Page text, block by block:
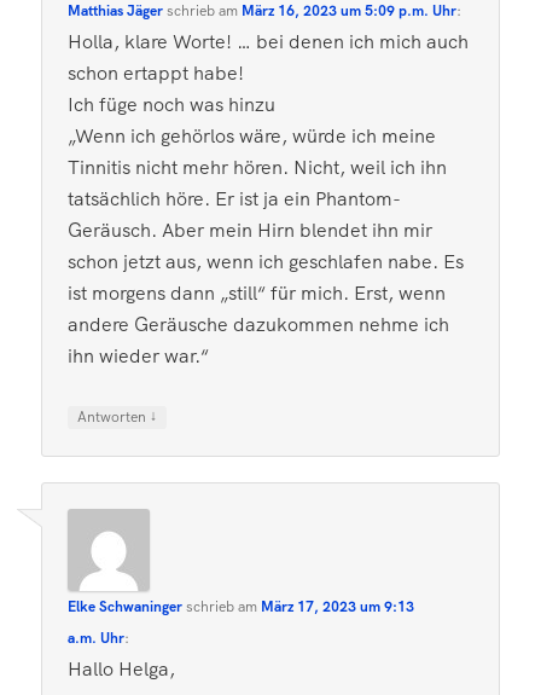
Matthias Jägerschriebam März 16, 2023 um 5:09 p.m. Uhr:
Holla, klare Worte! … bei denen ich mich auch
schon ertappt habe!
Ich füge noch was hinzu
„Wenn ich gehörlos wäre, würde ich meine
Tinnitis nicht mehr hören. Nicht, weil ich ihn
tatsächlich höre. Er ist ja ein Phantom-
Geräusch. Aber mein Hirn blendet ihn mir
schon jetzt aus, wenn ich geschlafen nabe. Es
ist morgens dann „still“ für mich. Erst, wenn
andere Geräusche dazukommen nehme ich
ihn wieder war.“
Antworten ↓
Elke Schwaningerschriebam März 17, 2023 um 9:13
a.m. Uhr:
Hallo Helga,